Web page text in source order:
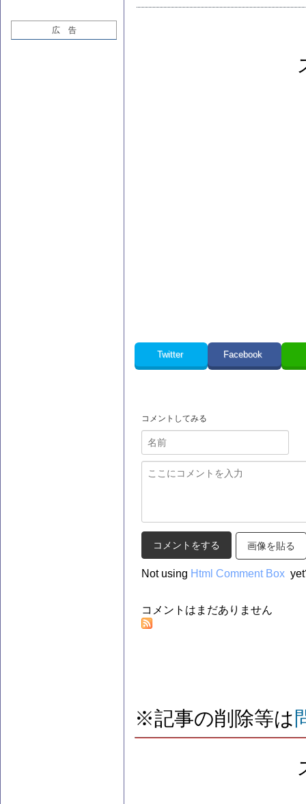
広 告
Twitter Facebook
コメントしてみる
画像を貼る
Not using Html Comment Box
コメントはまだありません
※記事の削除等は